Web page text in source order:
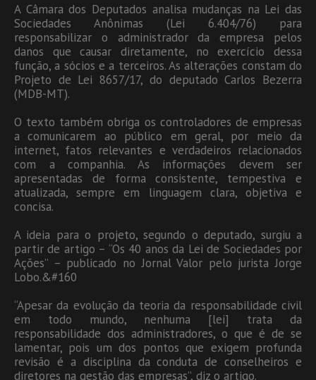
A Câmara dos Deputados analisa mudanças na Lei das
Sociedades Anônimas (Lei 6.404/76) para
responsabilizar o administrador da empresa pelos
danos que causar diretamente, no exercício dessa
função, a sócios e a terceiros. As alterações constam do
Projeto de Lei 8657/17, do deputado Carlos Bezerra
(MDB-MT).
O texto também obriga os controladores de empresas
a comunicarem ao público em geral, por meio da
internet, fatos relevantes e verdadeiros relacionados
com a companhia. As informações devem ser
apresentadas de forma consistente, tempestiva e
atualizada, sempre em linguagem clara, objetiva e
concisa.
A ideia para o projeto, segundo o deputado, surgiu a
partir de artigo – “Os 40 anos da Lei de Sociedades por
Ações” – publicado no Jornal Valor pelo jurista Jorge
Lobo.&#160
“Apesar da evolução da teoria da responsabilidade civil
em todo mundo, nenhuma [lei] trata da
responsabilidade dos administradores, o que é de se
lamentar, pois um dos pontos que exigem profunda
revisão é a disciplina da conduta de conselheiros e
diretores na gestão das empresas”, diz o artigo.